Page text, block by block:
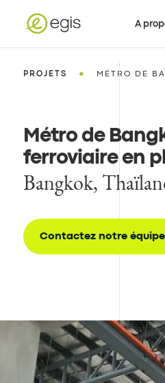
A
PROJETS • MÉTRO DE
Métro de
ferroviaire en
Bangkok,
Contactez notre